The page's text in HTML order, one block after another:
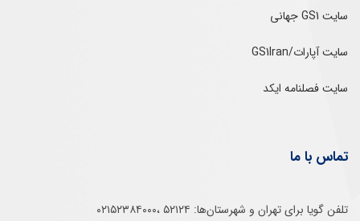
سایت GS1 جهانی
سایت آپارات/GS1Iran
سایت فصلنامه ایکد
تماس با ما
تلفن‌ گویا برای‌ تهران‌‌ و‌ شهرستان‌ها:‌ ۵۲۱۲۴ ،۰۲۱۵۲۳۸۴۰۰۰